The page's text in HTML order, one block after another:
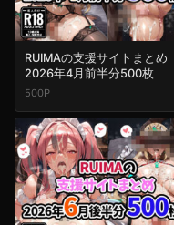
RUIMAの支援サイトまとめ
2026年4月前半分500枚
500P